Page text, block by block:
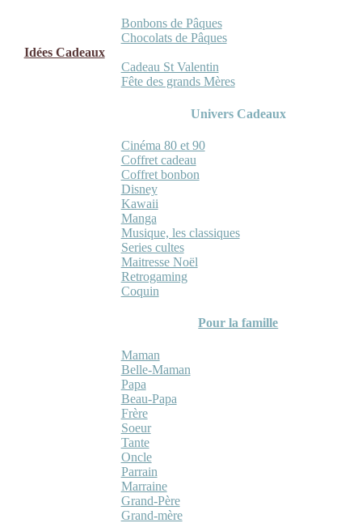
Bonbons de Pâques
Chocolats de Pâques
Idées Cadeaux
Cadeau St Valentin
Fête des grands Mères
Univers Cadeaux
Cinéma 80 et 90
Coffret cadeau
Coffret bonbon
Disney
Kawaii
Manga
Musique, les classiques
Series cultes
Maitresse Noël
Retrogaming
Coquin
Pour la famille
Maman
Belle-Maman
Papa
Beau-Papa
Frère
Soeur
Tante
Oncle
Parrain
Marraine
Grand-Père
Grand-mère